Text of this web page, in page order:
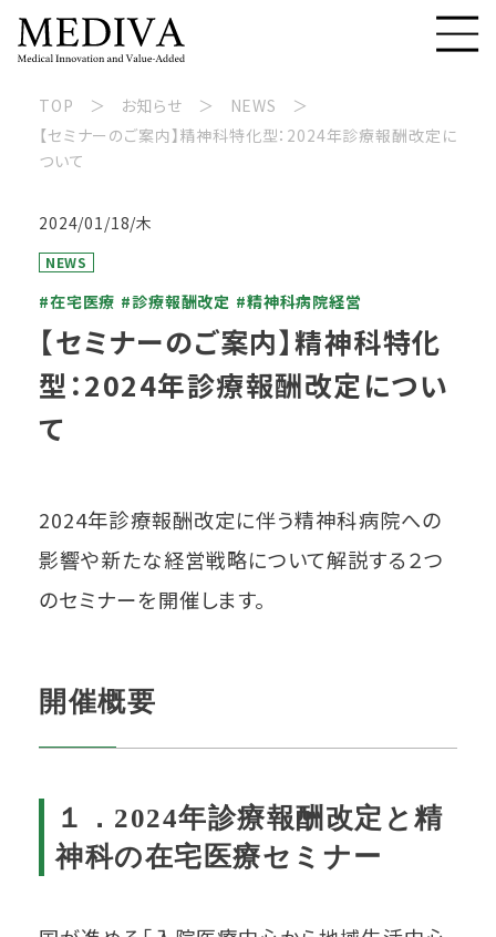
TOP お知らせ
NEWS
【セミナーのご案内】精神科特化型：2024年診療報酬改定に
ついて
2024/01/18/木
NEWS
#在宅医療 #診療報酬改定 #精神科病院経営
【セミナーのご案内】精神科特化
型：2024年診療報酬改定につい
て
2024年診療報酬改定に伴う精神科病院への
影響や新たな経営戦略について解説する２つ
のセミナーを開催します。
開催概要
１．2024年診療報酬改定と精
神科の在宅医療セミナー